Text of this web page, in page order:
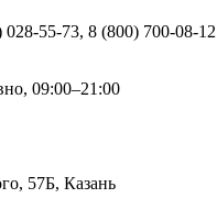
028-55-73, 8 (800) 700-08-12
09:00–21:00
57Б, Казань